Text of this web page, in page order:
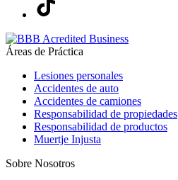
Áreas de Práctica
Lesiones personales
Accidentes de auto
Accidentes de camiones
Responsabilidad de propiedades
Responsabilidad de productos
Muertje Injusta
Sobre Nosotros